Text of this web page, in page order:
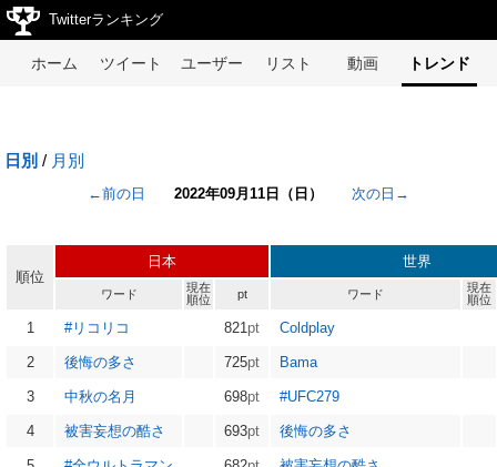
Twitterランキング
ホーム ツイート ユーザー リスト 動画 トレンド
日別 / 月別
←前の日 2022年09月11日（日） 次の日→
順位
日本 世界
ワード
現在
順位
pt ワード
現在
順位
1 #リコリコ 821 pt Coldplay
2 後悔の多さ 725pt Bama
3 中秋の名月 698pt #UFC279
4 被害妄想の酷さ 693pt 後悔の多さ